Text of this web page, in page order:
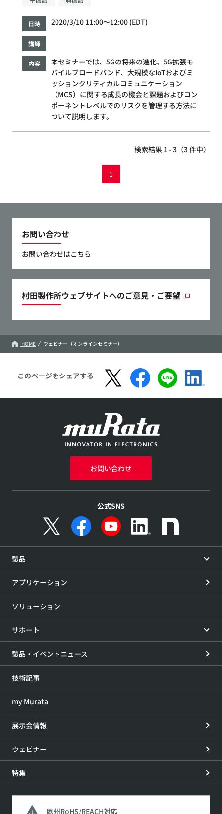
日時 2020/3/10 11:00～12:00 (EDT)
講師
内容
本セミナーでは、5Gの将来の進化、5G拡張モ
バイルブロードバンド、大規模なIoTおよびミ
ッションクリティカルコミュニケーション
（MCS）に関する成長の機会と課題およびコン
ポーネントレベルでのリスクを管理する方法に
ついて説明します。
検索結果 1 - 3（3 件中）
1
お問い合わせ
お問い合わせはこちら
村田製作所ウェブサイトへのご意見・ご要望
HOME ウェビナー（オンラインセミナー）
このページをシェアする
お問い合わせ
公式SNS
製品
アプリケーション
ソリューション
サポート
製品・イベントニュース
技術記事
my Murata
展示会情報
ウェビナー
特集
欧州RoHS/REACH対応